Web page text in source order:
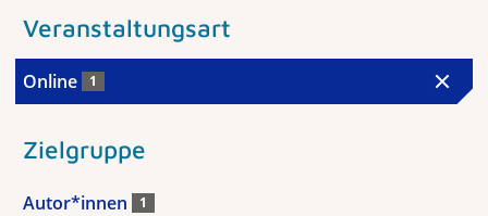
Veranstaltungsart
Online 1
Zielgruppe
Autor*innen 1